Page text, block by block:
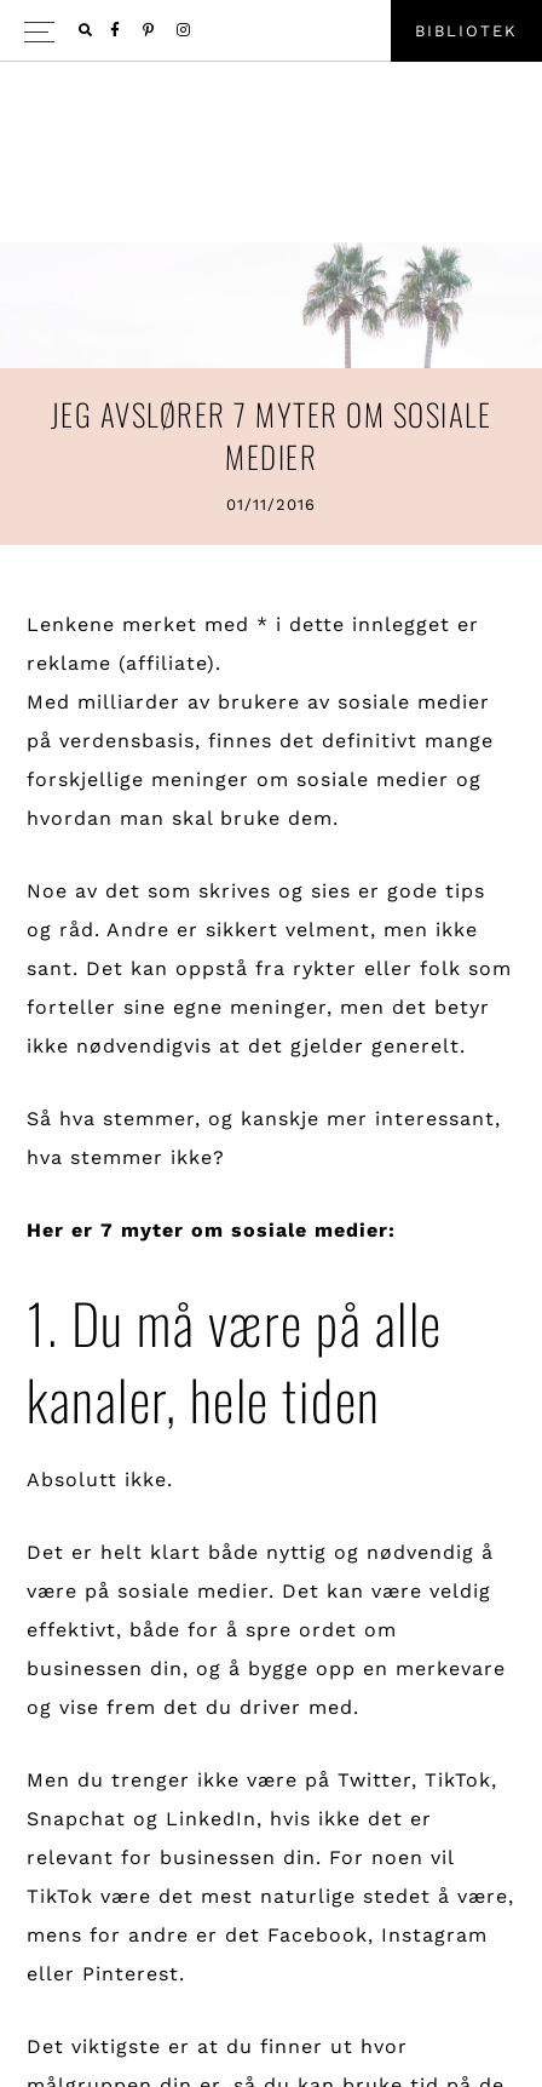
Hopp
til
Hopp
til
FACEBOOK
PINTEREST
INSTAGRAM B I B L I O T E K
JEG AVSLØRER 7 MYTER OM SOSIALE
MEDIER
01/11/2016
Lenkene merket med * i dette innlegget er
reklame (affiliate).
Med milliarder av brukere av sosiale medier
på verdensbasis, finnes det definitivt mange
forskjellige meninger om sosiale medier og
hvordan man skal bruke dem.
Noe av det som skrives og sies er gode tips
og råd. Andre er sikkert velment, men ikke
sant. Det kan oppstå fra rykter eller folk som
forteller sine egne meninger, men det betyr
ikke nødvendigvis at det gjelder generelt.
Så hva stemmer, og kanskje mer interessant,
hva stemmer ikke?
Her er 7 myter om sosiale medier:
1. Du må være på alle
kanaler, hele tiden
Absolutt ikke.
Det er helt klart både nyttig og nødvendig å
være på sosiale medier. Det kan være veldig
effektivt, både for å spre ordet om
businessen din, og å bygge opp en merkevare
og vise frem det du driver med.
Men du trenger ikke være på Twitter, TikTok,
Snapchat og LinkedIn, hvis ikke det er
relevant for businessen din. For noen vil
TikTok være det mest naturlige stedet å være,
mens for andre er det Facebook, Instagram
eller Pinterest.
Det viktigste er at du finner ut hvor